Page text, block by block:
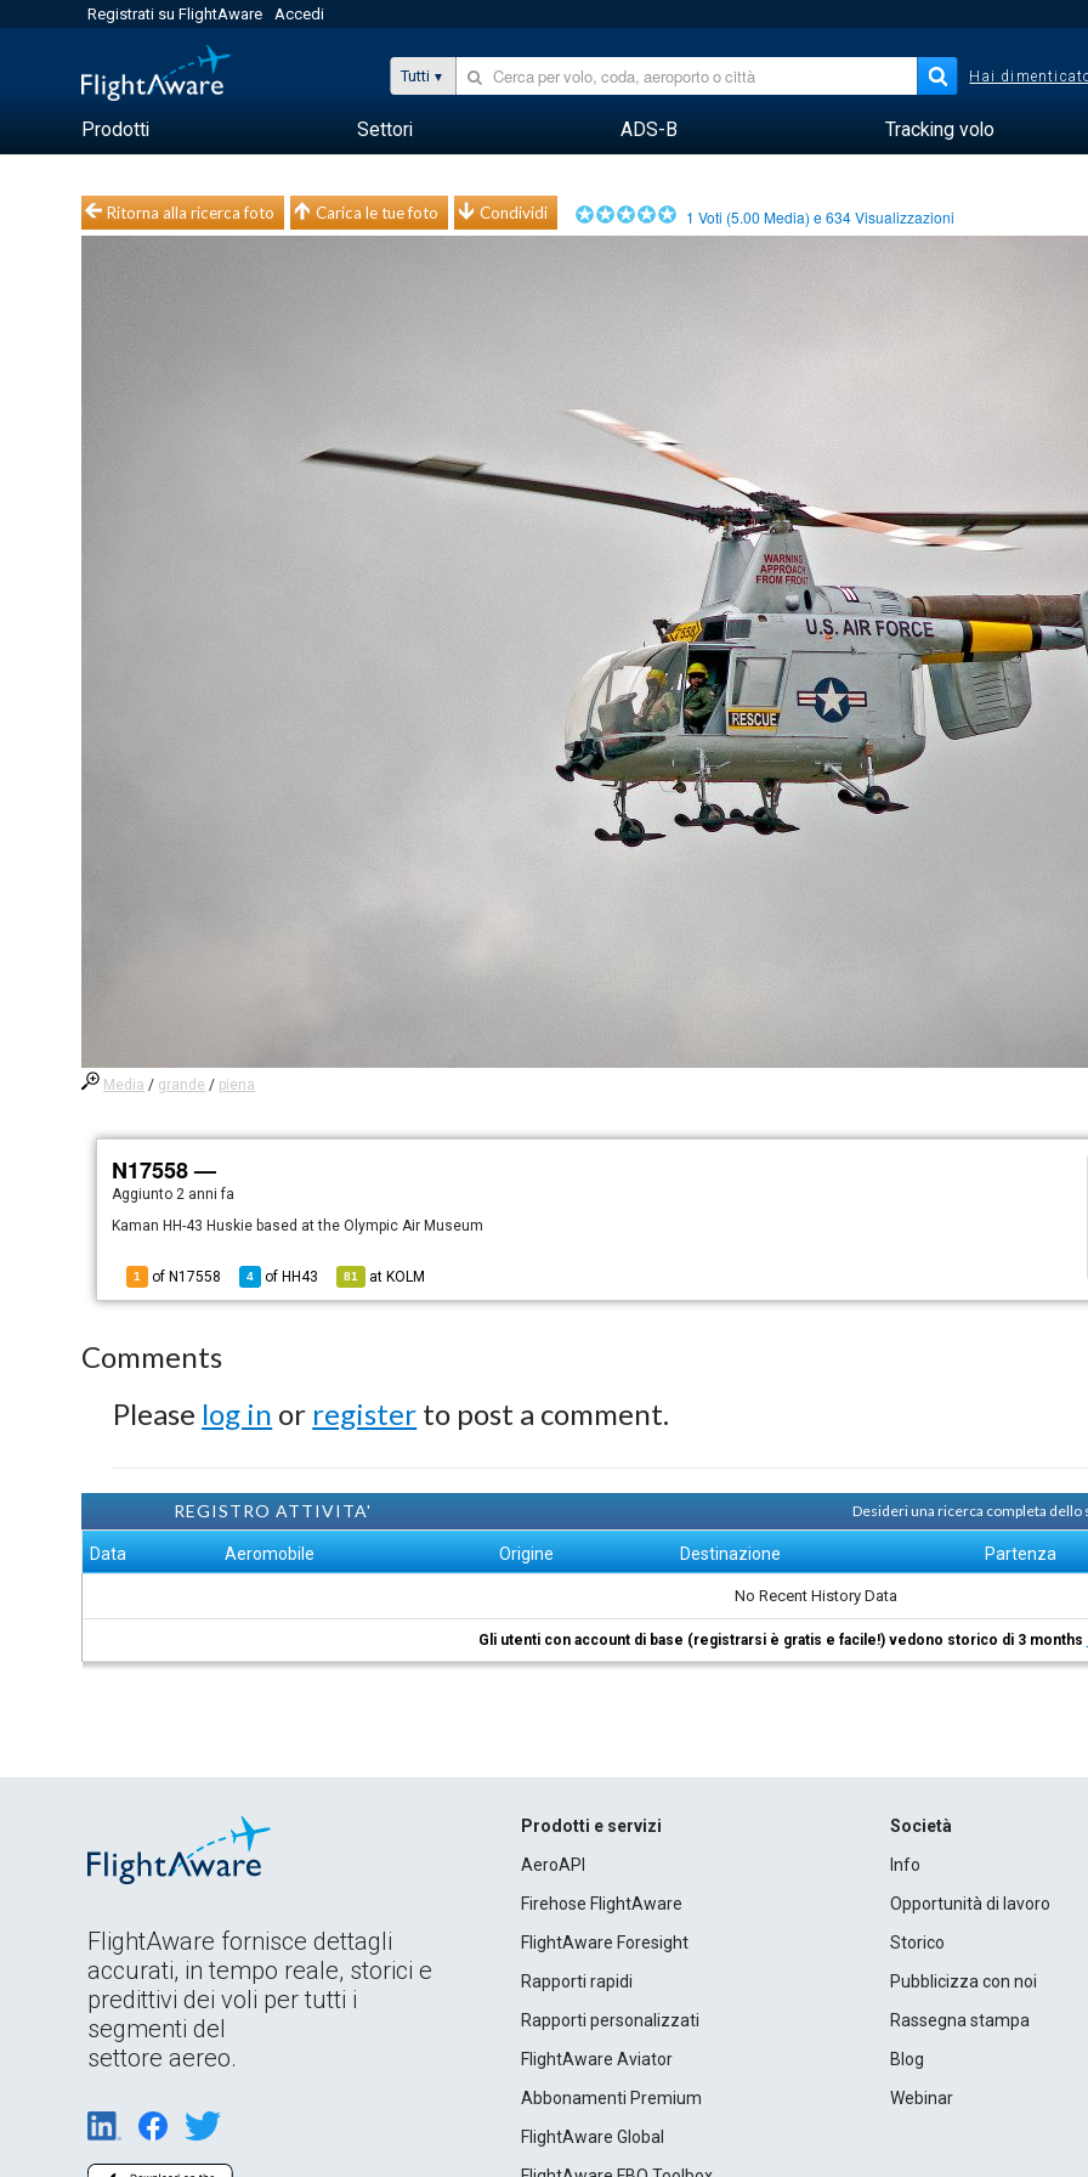
Registrati su FlightAware Accedi
Tutti Hai
Prodotti Settori ADS-B Tracking volo
Ritorna alla ricerca foto Carica le tue foto Condividi 1 Voti (5.00 Media) e634Visualizzazioni
Media / grande / piena
N17558 —
Aggiunto2 anni fa
Kaman HH-43 Huskie based at the Olympic Air Museum
1 of N17558 4 of HH43 81 at KOLM
Comments
Please log in or register to post a comment.
REGISTRO ATTIVITA' Desideri una ricerca completa
Data Aeromobile Origine Destinazione Partenza
No Recent History Data
Gli utenti con account di base (registrarsi è gratis e facile!) vedono storico di 3 months
FlightAware fornisce dettagli
accurati, in tempo reale, storici e
predittivi dei voli per tutti i
segmenti del
settore aereo.
Prodotti e servizi
AeroAPI
Firehose FlightAware
FlightAware Foresight
Rapporti rapidi
Rapporti personalizzati
FlightAware Aviator
Abbonamenti Premium
FlightAware Global
Società
Info
Opportunità di lavoro
Storico
Pubblicizza con noi
Rassegna stampa
Blog
Webinar